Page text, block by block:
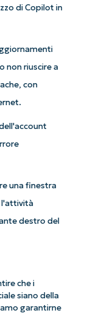
di Copilot in
non riuscire a
con
una finestra
l'attività
destro del
che i
siano della
garantirne
guidate
e si ha